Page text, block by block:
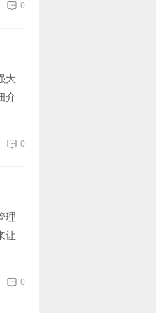
0
大
介
0
理
让
0